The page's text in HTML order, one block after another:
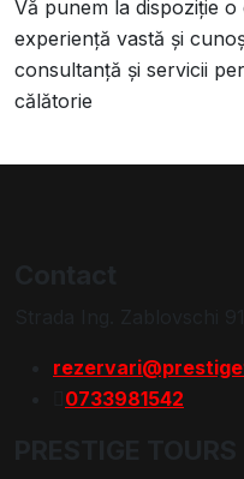
Vă punem la dispoziție
experiență vastă și
consultanță și servicii
călătorie
0733981542